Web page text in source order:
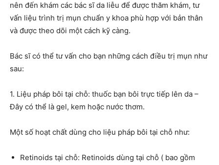
nên đến khám các bác sĩ da liễu để được thăm khám, tư
vấn liệu trình trị mụn chuẩn y khoa phù hợp với bản thân
và được theo dõi một cách kỹ càng.
Bác sĩ có thể tư vấn cho bạn những cách điều trị mụn như
sau:
1. Liệu pháp bôi tại chỗ: thuốc bạn bôi trực tiếp lên da –
Đây có thể là gel, kem hoặc nước thơm.
Một số hoạt chất dùng cho liệu pháp bôi tại chỗ như:
Retinoids tại chỗ: Retinoids dùng tại chỗ ( bao gồm